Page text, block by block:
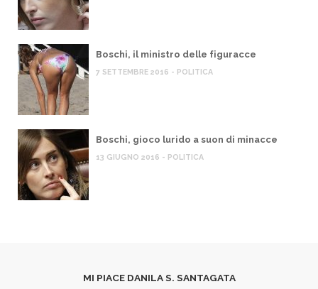
Boschi, il ministro delle figuracce
7 SETTEMBRE 2016 - POLITICA
Boschi, gioco lurido a suon di minacce
13 GIUGNO 2016 - POLITICA
MI PIACE DANILA S. SANTAGATA